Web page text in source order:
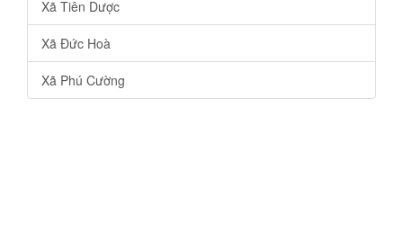
Xã Tiên Dược
Xã Đức Hoà
Xã Phú Cường